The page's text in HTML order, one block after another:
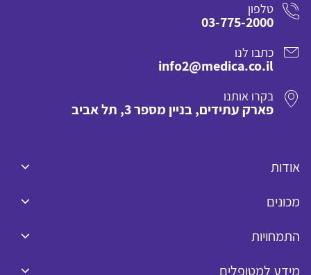
טלפון
03-775-2000
כתבו לנו
info2@medica.co.il
בקרו אותנו
פארק עתידים, בניין מספר 3, תל אביב
אודות
מכונים
התמחויות
מידע למטופלים